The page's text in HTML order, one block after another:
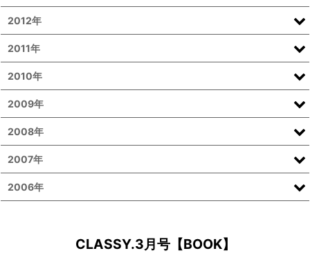
CLASSY.3月号【BOOK】
2012年
2011年
2010年
2009年
2008年
2007年
2006年